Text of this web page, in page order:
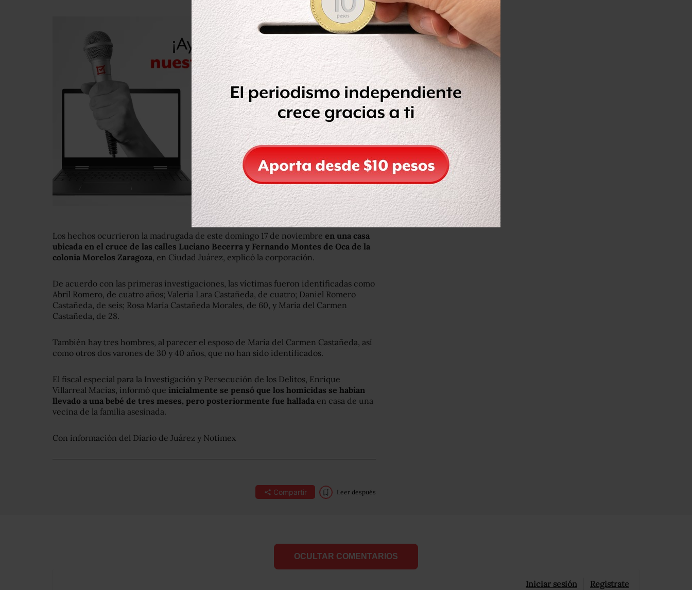
Los hechos ocurrieron la madrugada de este domingo 17 de noviembre en una casa
ubicada en el cruce de las calles Luciano Becerra y Fernando Montes de Oca de la
colonia Morelos Zaragoza, en Ciudad Juárez, explicó la corporación.
De acuerdo con las primeras investigaciones, las víctimas fueron identificadas como
Abril Romero, de cuatro años; Valeria Lara Castañeda, de cuatro; Daniel Romero
Castañeda, de seis; Rosa María Castañeda Morales, de 60, y María del Carmen
Castañeda, de 28.
También hay tres hombres, al parecer el esposo de María del Carmen Castañeda, así
como otros dos varones de 30 y 40 años, que no han sido identificados.
El fiscal especial para la Investigación y Persecución de los Delitos, Enrique
Villarreal Macías, informó que inicialmente se pensó que los homicidas se habían
llevado a una bebé de tres meses, pero posteriormente fue hallada en casa de una
vecina de la familia asesinada.
Con información del Diario de Juárez y Notimex
Compartir Leer después
OCULTAR COMENTARIOS
Iniciar sesión Registrate